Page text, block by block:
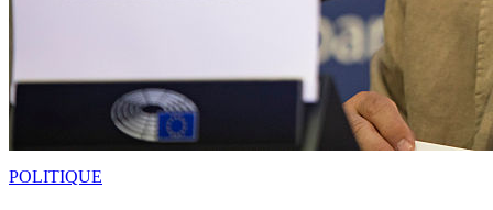
POLITIQUE